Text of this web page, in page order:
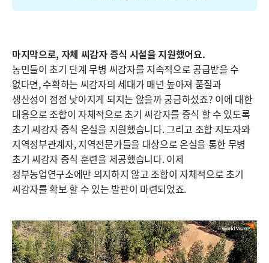
마지막으로, 자체 씨감자 증식 시설을 지원했어요.
농민들이 초기 단계 무병 씨감자를 지속적으로 공급받을 수
없다면, 수확하는 씨감자의 세대가 매년 높아져 품질과
생산성이 점점 낮아지게 되지는 않을까 궁금하셨죠? 이에 대한
대응으로 조합이 자체적으로 초기 씨감자를 증식 할 수 있도록
초기 씨감자 증식 온실을 지원했습니다. 그리고 조합 지도자와
지역정부관계자, 지역전문가들을 대상으로 온실을 통한 무병
초기 씨감자 증식 훈련을 제공했습니다. 이제
정부농업연구소에만 의지하지 않고 조합이 자체적으로 초기
씨감자를 확보 할 수 있는 발판이 마련되었죠.